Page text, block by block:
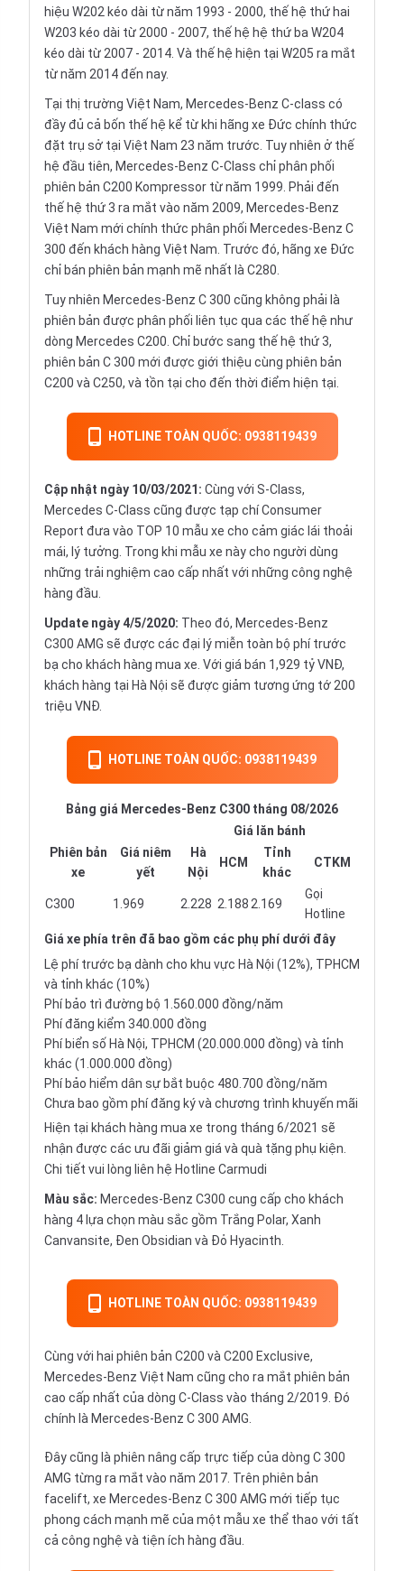
hiệu W202 kéo dài từ năm 1993 - 2000, thế hệ thứ hai
W203 kéo dài từ 2000 - 2007, thế hệ hệ thứ ba W204
kéo dài từ 2007 - 2014. Và thế hệ hiện tại W205 ra mắt
từ năm 2014 đến nay.
Tại thị trường Việt Nam, Mercedes-Benz C-class có
đầy đủ cả bốn thế hệ kể từ khi hãng xe Đức chính thức
đặt trụ sở tại Việt Nam 23 năm trước. Tuy nhiên ở thế
hệ đầu tiên, Mercedes-Benz C-Class chỉ phân phối
phiên bản C200 Kompressor từ năm 1999. Phải đến
thế hệ thứ 3 ra mắt vào năm 2009, Mercedes-Benz
Việt Nam mới chính thức phân phối Mercedes-Benz C
300 đến khách hàng Việt Nam. Trước đó, hãng xe Đức
chỉ bán phiên bản mạnh mẽ nhất là C280.
Tuy nhiên Mercedes-Benz C 300 cũng không phải là
phiên bản được phân phối liên tục qua các thế hệ như
dòng Mercedes C200. Chỉ bước sang thế hệ thứ 3,
phiên bản C 300 mới được giới thiệu cùng phiên bản
C200 và C250, và tồn tại cho đến thời điểm hiện tại.
HOTLINE TOÀN QUỐC: 0938119439
Cập nhật ngày 10/03/2021: Cùng với S-Class,
Mercedes C-Class cũng được tạp chí Consumer
Report đưa vào TOP 10 mẫu xe cho cảm giác lái thoải
mái, lý tưởng. Trong khi mẫu xe này cho người dùng
những trải nghiệm cao cấp nhất với những công nghệ
hàng đầu.
Update ngày 4/5/2020: Theo đó, Mercedes-Benz
C300 AMG sẽ được các đại lý miễn toàn bộ phí trước
bạ cho khách hàng mua xe. Với giá bán 1,929 tỷ VNĐ,
khách hàng tại Hà Nội sẽ được giảm tương ứng tớ 200
triệu VNĐ.
HOTLINE TOÀN QUỐC: 0938119439
Bảng giá Mercedes-Benz C300 tháng 08/2026
Giá lăn bánh
Phiên bản
xe
Giá niêm
yết
Hà
Nội
HCM
Tỉnh
khác
CTKM
C300 1.969 2.228 2.1882.169
Gọi
Hotline
Giá xe phía trên đã bao gồm các phụ phí dưới đây
Lệ phí trước bạ dành cho khu vực Hà Nội (12%), TPHCM
và tỉnh khác (10%)
Phí bảo trì đường bộ 1.560.000 đồng/năm
Phí đăng kiểm 340.000 đồng
Phí biển số Hà Nội, TPHCM (20.000.000 đồng) và tỉnh
khác (1.000.000 đồng)
Phí bảo hiểm dân sự bắt buộc 480.700 đồng/năm
Chưa bao gồm phí đăng ký và chương trình khuyến mãi
Hiện tại khách hàng mua xe trong tháng 6/2021 sẽ
nhận được các ưu đãi giảm giá và quà tặng phụ kiện.
Chi tiết vui lòng liên hệ Hotline Carmudi
Màu sắc: Mercedes-Benz C300 cung cấp cho khách
hàng 4 lựa chọn màu sắc gồm Trắng Polar, Xanh
Canvansite, Đen Obsidian và Đỏ Hyacinth.
HOTLINE TOÀN QUỐC: 0938119439
Cùng với hai phiên bản C200 và C200 Exclusive,
Mercedes-Benz Việt Nam cũng cho ra mắt phiên bản
cao cấp nhất của dòng C-Class vào tháng 2/2019. Đó
chính là Mercedes-Benz C 300 AMG.
Đây cũng là phiên nâng cấp trực tiếp của dòng C 300
AMG từng ra mắt vào năm 2017. Trên phiên bản
facelift, xe Mercedes-Benz C 300 AMG mới tiếp tục
phong cách mạnh mẽ của một mẫu xe thể thao với tất
cả công nghệ và tiện ích hàng đầu.